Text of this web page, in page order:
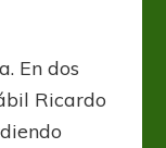
En dos
Ricardo